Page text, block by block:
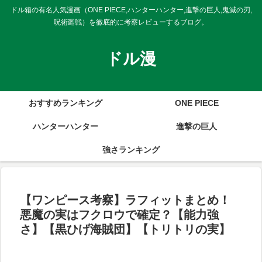
ドル箱の有名人気漫画（ONE PIECE,ハンターハンター,進撃の巨人,鬼滅の刃,
呪術廻戦）を徹底的に考察レビューするブログ。
ドル漫
おすすめランキング ONE PIECE
ハンターハンター 進撃の巨人
強さランキング
【ワンピース考察】ラフィットまとめ！
悪魔の実はフクロウで確定？【能力強
さ】【黒ひげ海賊団】【トリトリの実】